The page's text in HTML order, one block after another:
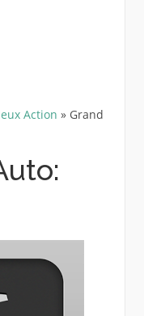
Action » Grand